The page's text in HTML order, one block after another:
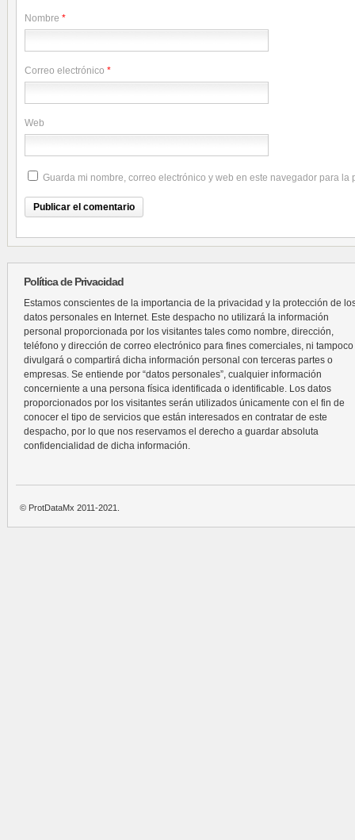
Nombre *
Correo electrónico *
Web
Guarda mi nombre, correo electrónico y web en este navegador para la
Política de Privacidad
Estamos conscientes de la importancia de la privacidad y la protección de
datos personales en Internet. Este despacho no utilizará la información
personal proporcionada por los visitantes tales como nombre, dirección,
teléfono y dirección de correo electrónico para fines comerciales, ni tampoco
divulgará o compartirá dicha información personal con terceras partes o
empresas. Se entiende por “datos personales”, cualquier información
concerniente a una persona física identificada o identificable. Los datos
proporcionados por los visitantes serán utilizados únicamente con el fin de
conocer el tipo de servicios que están interesados en contratar de este
despacho, por lo que nos reservamos el derecho a guardar absoluta
confidencialidad de dicha información.
© ProtDataMx 2011-2021.